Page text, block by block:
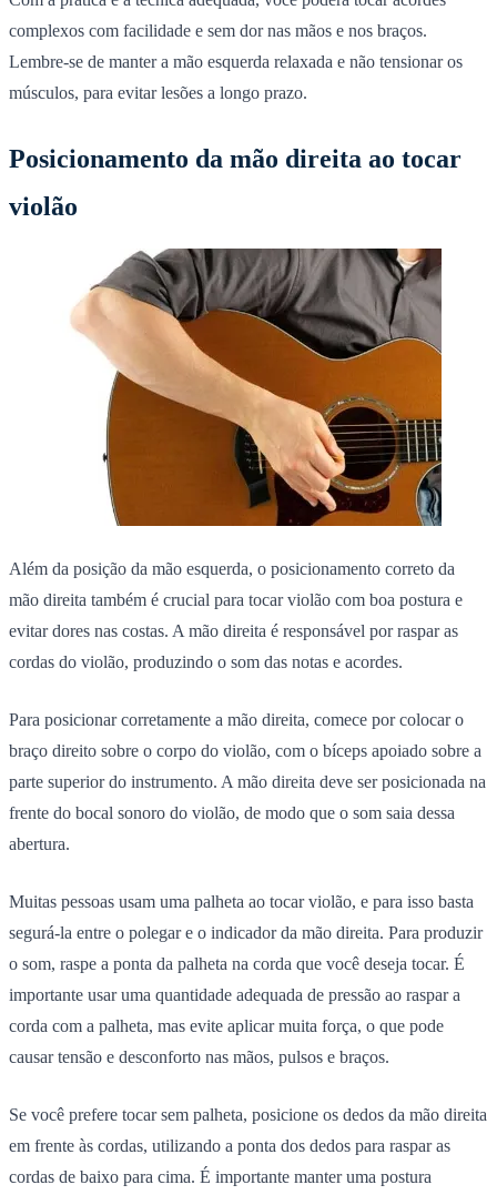
complexos com facilidade e sem dor nas mãos e nos braços.
Lembre-se de manter a mão esquerda relaxada e não tensionar os
músculos, para evitar lesões a longo prazo.
Posicionamento da mão direita ao tocar
violão
Além da posição da mão esquerda, o posicionamento correto da
mão direita também é crucial para tocar violão com boa postura e
evitar dores nas costas. A mão direita é responsável por raspar as
cordas do violão, produzindo o som das notas e acordes.
Para posicionar corretamente a mão direita, comece por colocar o
braço direito sobre o corpo do violão, com o bíceps apoiado sobre a
parte superior do instrumento. A mão direita deve ser posicionada na
frente do bocal sonoro do violão, de modo que o som saia dessa
abertura.
Muitas pessoas usam uma palheta ao tocar violão, e para isso basta
segurá-la entre o polegar e o indicador da mão direita. Para produzir
o som, raspe a ponta da palheta na corda que você deseja tocar. É
importante usar uma quantidade adequada de pressão ao raspar a
corda com a palheta, mas evite aplicar muita força, o que pode
causar tensão e desconforto nas mãos, pulsos e braços.
Se você prefere tocar sem palheta, posicione os dedos da mão direita
em frente às cordas, utilizando a ponta dos dedos para raspar as
cordas de baixo para cima. É importante manter uma postura